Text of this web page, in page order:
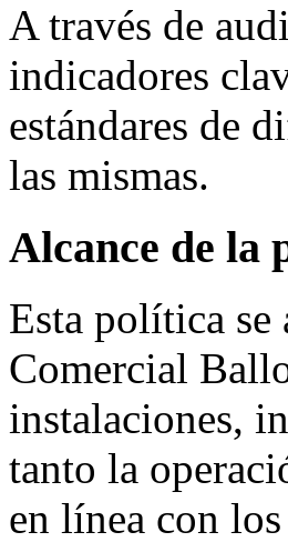
A través de
indicadores
estándares de
las mismas.
Alcance de la
Esta política
Comercial
instalaciones,
tanto la
en línea con